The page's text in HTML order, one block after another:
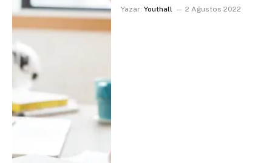
Yazar: Youthall 2 Ağustos 2022